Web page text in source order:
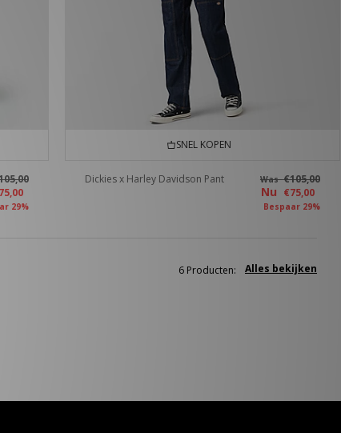
29%
SNEL KOPEN
Dickies x Harley Davidson Pant Was€105,00
Nu €75,00
Bespaar 29%
Alles bekijken
6 Producten: